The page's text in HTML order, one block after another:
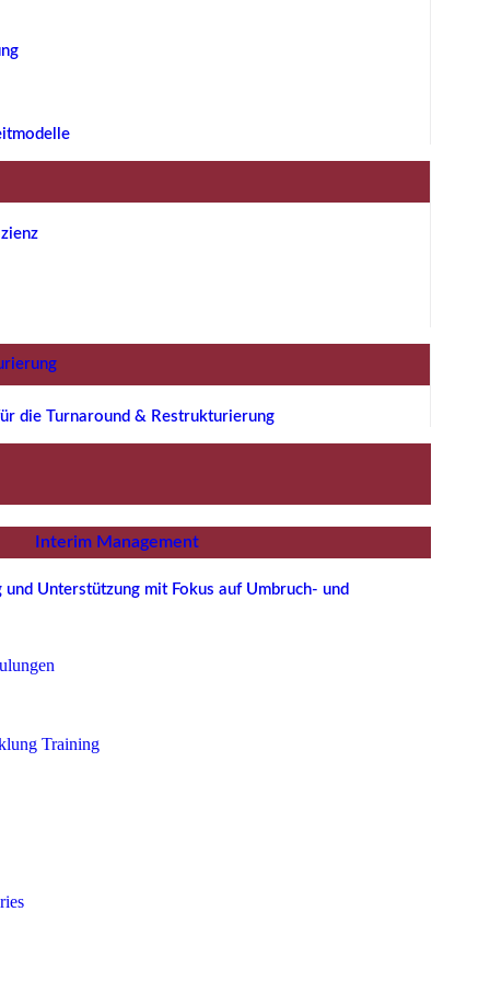
die Turnaround & Restrukturierung
Interim Management
und Unterstützung mit Fokus auf Umbruch- und
Training